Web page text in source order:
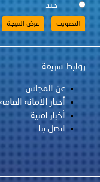
جيد
روابط سريعة
عن المجلس
أخبار الأمانة العامة
أخبار أمنية
اتصل بنا